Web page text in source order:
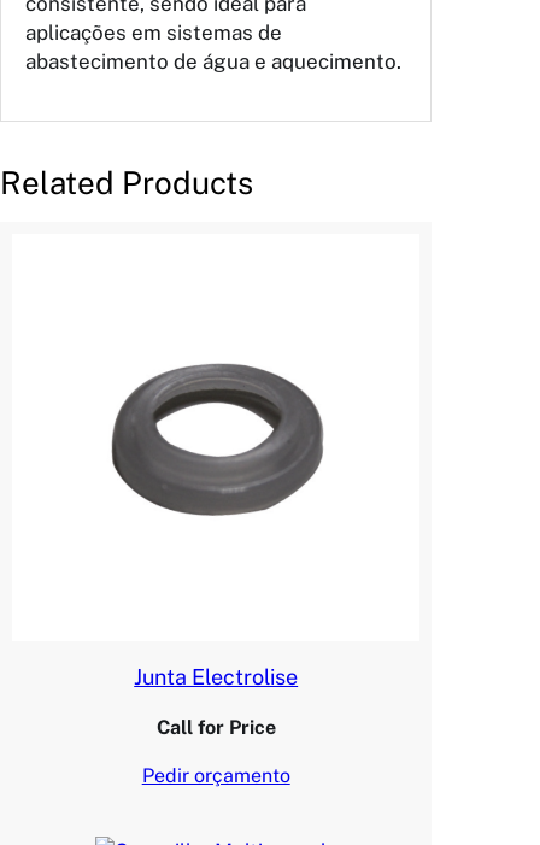
aplicações em sistemas de
abastecimento de água e aquecimento.
Related Products
Junta Electrolise
Call for Price
Pedir orçamento